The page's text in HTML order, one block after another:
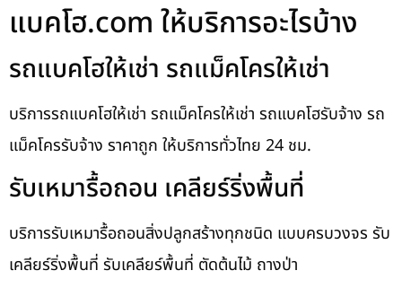
แบคโฮ.com ให้บริการอะไรบ้าง
รถแบคโฮให้เช่า รถแม็คโครให้เช่า
บริการรถแบคโฮให้เช่า รถแม็คโครให้เช่า รถแบคโฮรับจ้าง รถ
แม็คโครรับจ้าง ราคาถูก ให้บริการทั่วไทย 24 ชม.
รับเหมารื้อถอน เคลียร์ริ่งพื้นที่
บริการรับเหมารื้อถอนสิ่งปลูกสร้างทุกชนิด แบบครบวงจร รับ
เคลียร์ริ่งพื้นที่ รับเคลียร์พื้นที่ ตัดต้นไม้ ถางป่า